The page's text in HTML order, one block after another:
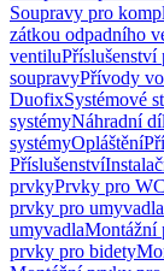
Soupravy pro
zátkou odpadního
ventiluPříslušenství
soupravyPřívody
DuofixSystémové
systémyNáhradní
systémyOpláštění
Příslušenství
prvkyPrvky pro WC
prvky pro umyvadla
umyvadlaMontážní
prvky pro bidety